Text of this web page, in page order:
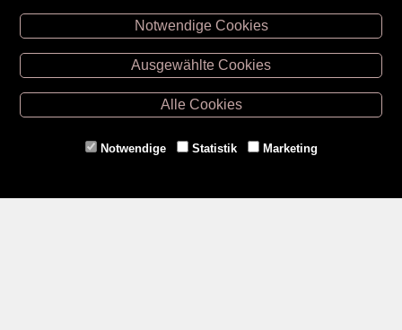
Unsere Öffnungszeiten
Retz -02942/20433
Hollabrunn -02952/30057
Eggenburg -02984/3836
Gmünd -
Notwendige Cookies
Ausgewählte Cookies
Alle Cookies
Notwendige Statistik Marketing